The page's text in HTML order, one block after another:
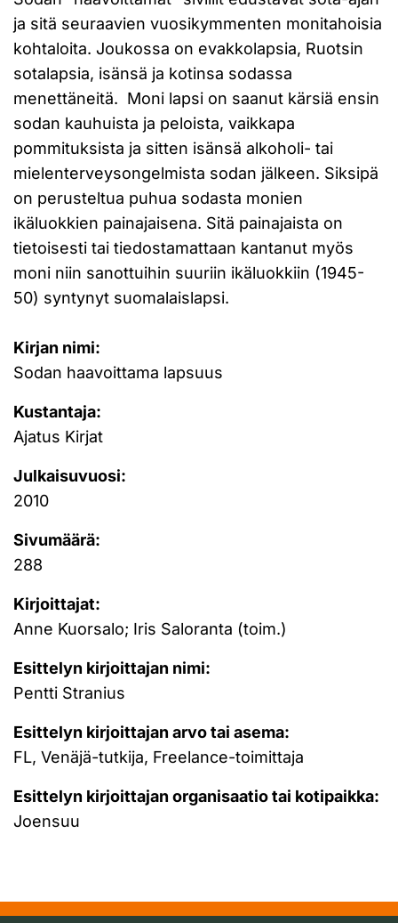
ja sitä seuraavien vuosikymmenten monitahoisia
kohtaloita. Joukossa on evakkolapsia, Ruotsin
sotalapsia, isänsä ja kotinsa sodassa
menettäneitä. Moni lapsi on saanut kärsiä ensin
sodan kauhuista ja peloista, vaikkapa
pommituksista ja sitten isänsä alkoholi- tai
mielenterveysongelmista sodan jälkeen. Siksipä
on perusteltua puhua sodasta monien
ikäluokkien painajaisena. Sitä painajaista on
tietoisesti tai tiedostamattaan kantanut myös
moni niin sanottuihin suuriin ikäluokkiin (1945-
50) syntynyt suomalaislapsi.
Kirjan nimi:
Sodan haavoittama lapsuus
Kustantaja:
Ajatus Kirjat
Julkaisuvuosi:
2010
Sivumäärä:
288
Kirjoittajat:
Anne Kuorsalo; Iris Saloranta (toim.)
Esittelyn kirjoittajan nimi:
Pentti Stranius
Esittelyn kirjoittajan arvo tai asema:
FL, Venäjä-tutkija, Freelance-toimittaja
Esittelyn kirjoittajan organisaatio tai kotipaikka:
Joensuu